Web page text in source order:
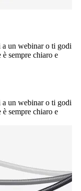
a un webinar o ti godi
sempre chiaro e
a un webinar o ti godi
sempre chiaro e